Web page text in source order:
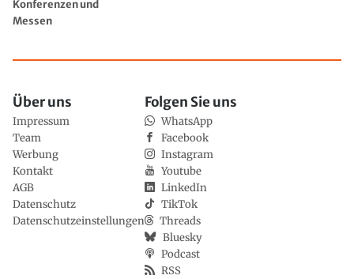
Konferenzen und
Messen
Über uns
Impressum
Team
Werbung
Kontakt
AGB
Datenschutz
Datenschutzeinstellungen
Folgen Sie uns
WhatsApp
Facebook
Instagram
Youtube
LinkedIn
TikTok
Threads
Bluesky
Podcast
RSS